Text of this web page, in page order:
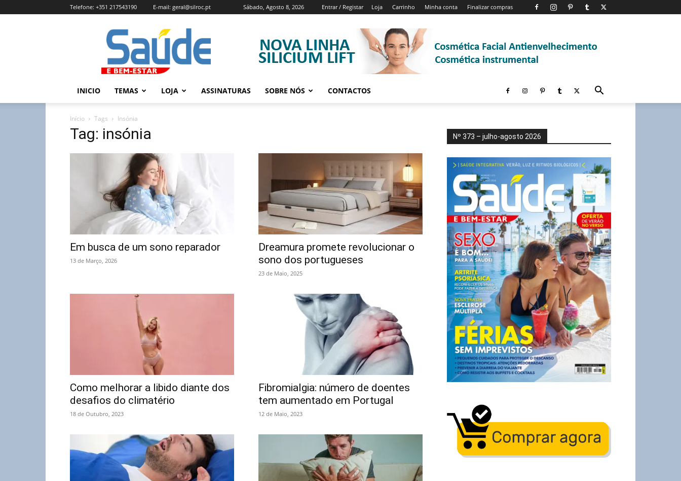
Sábado, Agosto 8, 2026 Entrar / Registar Loja Carrinho Minha conta Finalizar compras
Telefone: +351 217543190 E-mail: geral@silroc.pt
Revista
Saúde
e
Bem
Estar
Edição
INICIO TEMAS LOJA ASSINATURAS SOBRE NÓS CONTACTOS
Início Tags Insónia
Tag: insónia
Em busca de um sono reparador
13 de Março, 2026
Dreamura promete revolucionar o
sono dos portugueses
23 de Maio, 2025
Como melhorar a libido diante dos
desafios do climatério
18 de Outubro, 2023
Fibromialgia: número de doentes
tem aumentado em Portugal
12 de Maio, 2023
Nº 373 – julho-agosto 2026